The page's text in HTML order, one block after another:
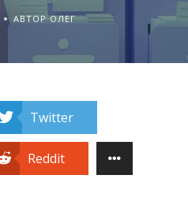
АВТОР ОЛЕГ
Twitter
Reddit